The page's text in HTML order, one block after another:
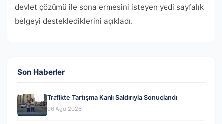
devlet çözümü ile sona ermesini isteyen yedi sayfalık
belgeyi desteklediklerini açıkladı.
Son Haberler
Trafikte Tartışma Kanlı Saldırıyla Sonuçlandı
06 Ağu 2026